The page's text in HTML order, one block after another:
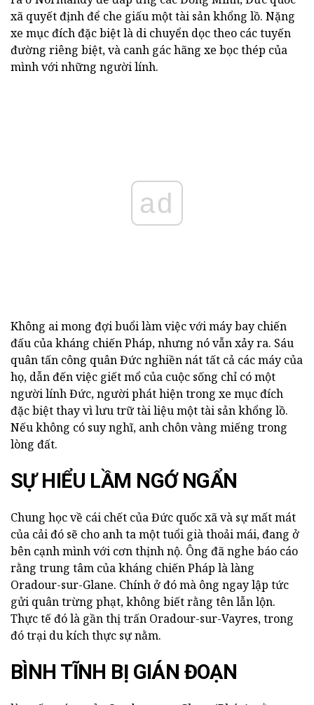
xã quyết định để che giấu một tài sản khổng lồ. Nặng
xe mục đích đặc biệt là di chuyển dọc theo các tuyến
đường riêng biệt, và canh gác hãng xe bọc thép của
mình với những người lính.
ad
Không ai mong đợi buổi làm việc với máy bay chiến
đấu của kháng chiến Pháp, nhưng nó vẫn xảy ra. Sáu
quân tấn công quân Đức nghiền nát tất cả các máy của
họ, dẫn đến việc giết mổ của cuộc sống chỉ có một
người lính Đức, người phát hiện trong xe mục đích
đặc biệt thay vì lưu trữ tài liệu một tài sản khổng lồ.
Nếu không có suy nghĩ, anh chôn vàng miếng trong
lòng đất.
SỰ HIỂU LẦM NGỚ NGẨN
Chung học về cái chết của Đức quốc xã và sự mất mát
của cải đó sẽ cho anh ta một tuổi già thoải mái, đang ở
bên cạnh mình với cơn thịnh nộ. Ông đã nghe báo cáo
rằng trung tâm của kháng chiến Pháp là làng
Oradour-sur-Glane. Chính ở đó mà ông ngay lập tức
gửi quân trừng phạt, không biết rằng tên lẫn lộn.
Thực tế đó là gần thị trấn Oradour-sur-Vayres, trong
đó trại du kích thực sự nằm.
BÌNH TĨNH BỊ GIÁN ĐOẠN